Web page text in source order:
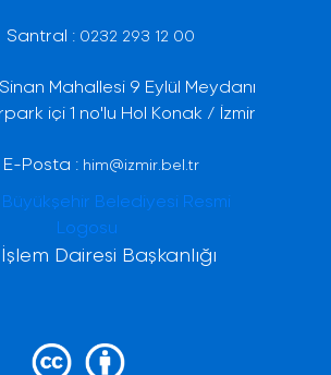
Santral : 0232 293 12 00
Mahallesi 9 Eylül Meydanı
içi 1 no'lu Hol Konak / İzmir
E-Posta : him@izmir.bel.tr
Dairesi Başkanlığı